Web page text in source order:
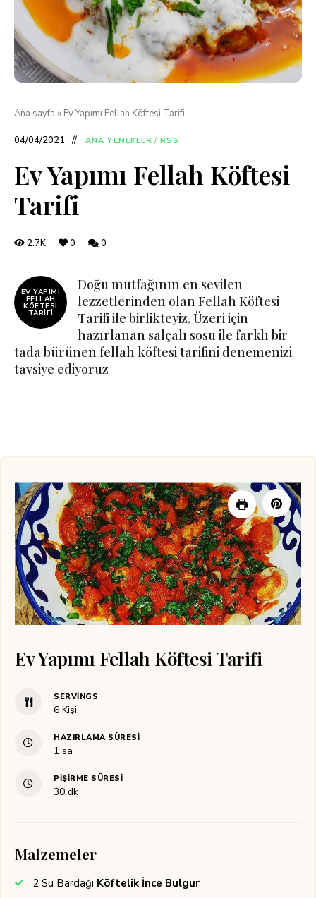
Ana sayfa » Ev Yapımı Fellah Köftesi Tarifi
04/04/2021 ANA YEMEKLER / RSS
Ev Yapımı Fellah Köftesi
Tarifi
2.7K 0 0
EV YAPIMI
FELLAH
KÖFTESI
TARIFI
Doğu mutfağının en sevilen
lezzetlerinden olan Fellah Köftesi
Tarifi ile birlikteyiz. Üzeri için
hazırlanan salçalı sosu ile farklı bir
tada bürünen fellah köftesi tarifini denemenizi
tavsiye ediyoruz
Ev Yapımı Fellah Köftesi Tarifi
SERVINGS
6 Kişi
HAZIRLAMA SÜRESI
1 saat
sa
PIŞIRME SÜRESI
30dakika
dk
Malzemeler
2 Su Bardağı Köftelik İnce Bulgur